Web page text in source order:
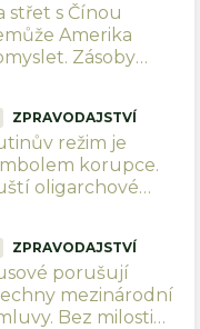
střet s Čínou
Amerika
Zásoby
s Íránem
ZPRAVODAJSTVÍ
režim je
korupce.
oligarchové
farmáři
ZPRAVODAJSTVÍ
porušují
mezinárodní
Bez milosti